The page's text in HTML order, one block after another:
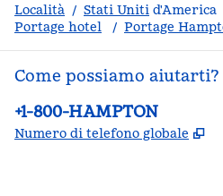
Località / Stati Uniti d'America
Portage hotel
/ Portage
Come possiamo aiutarti?
Telefono:
+1-800-HAMPTON
Numero di telefono globale ,